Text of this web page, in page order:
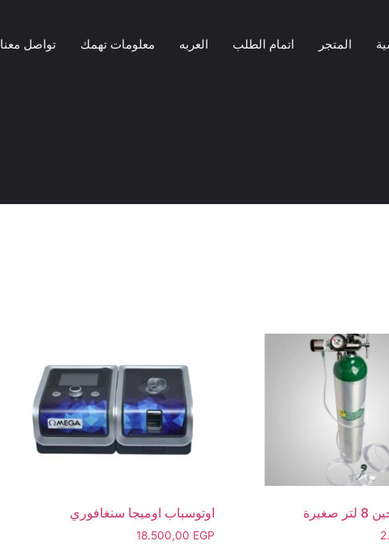
المتجر اتمام الطلب العربه معلومات تهمك تواصل معنا
اوتوسباب اوميجا سنغافوري
18.500,00 EGP